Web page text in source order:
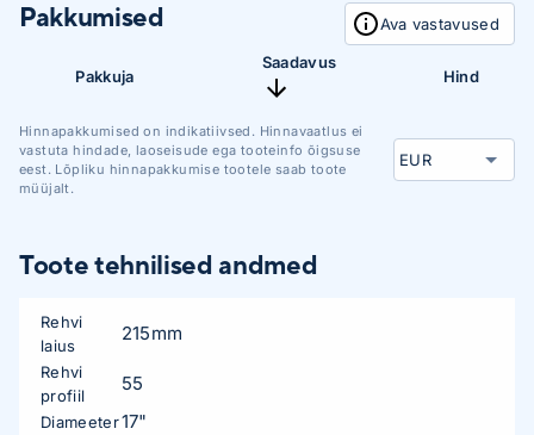
Pakkumised Ava vastavused
Pakkuja
Saadavus
Hind
Hinnapakkumised on indikatiivsed. Hinnavaatlus ei
vastuta hindade, laoseisude ega tooteinfo õigsuse
eest. Lõpliku hinnapakkumise tootele saab toote
müüjalt.
Toote tehnilised andmed
Rehvi
laius
215mm
Rehvi
profiil
55
Diameeter17"